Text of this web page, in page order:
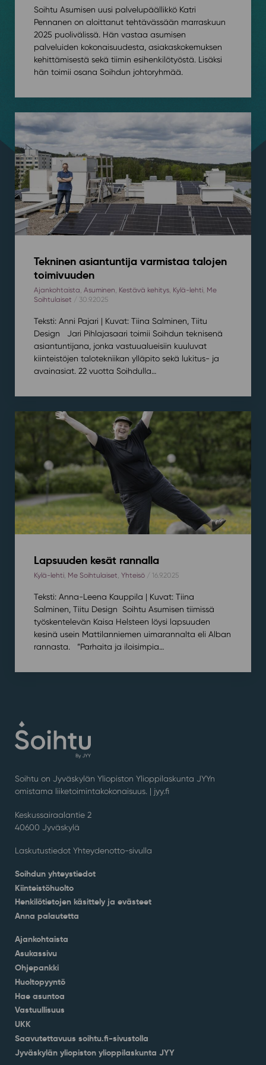
Soihtu Asumisen uusi palvelupäällikkö Katri
Pennanen on aloittanut tehtävässään marraskuun
2025 puolivälissä. Hän vastaa asumisen
palveluiden kokonaisuudesta, asiakaskokemuksen
kehittämisestä sekä tiimin esihenkilötyöstä. Lisäksi
hän toimii osana Soihdun johtoryhmää.
Tekninen asiantuntija varmistaa talojen
toimivuuden
Ajankohtaista Asuminen Kestävä kehitys, Kylä-lehti, Me
Soihtulaiset / 30.9.2025
Teksti: Anni Pajari | Kuvat: Tiina Salminen, Tiitu
Design Jari Pihlajasaari toimii Soihdun teknisenä
asiantuntijana, jonka vastuualueisiin kuuluvat
kiinteistöjen talotekniikan ylläpito sekä lukitus- ja
avainasiat. 22 vuotta Soihdulla…
Lapsuuden kesät rannalla
Kylä-lehti, Me Soihtulaiset, Yhteisö/ 16.9.2025
Teksti: Anna-Leena Kauppila | Kuvat: Tiina
Salminen, Tiitu Design Soihtu Asumisen tiimissä
työskentelevän Kaisa Helsteen löysi lapsuuden
kesinä usein Mattilanniemen uimarannalta eli Alban
rannasta. ”Parhaita ja iloisimpia…
Soihtu on Jyväskylän Yliopiston Ylioppilaskunta JYYn
omistama liiketoimintakokonaisuus. | jyy.fi
Keskussairaalantie 2
40600 Jyväskylä
Laskutustiedot Yhteydenotto-sivulla
Soihdun yhteystiedot
Kiinteistöhuolto
Henkilötietojen käsittely ja evästeet
Anna palautetta
Ajankohtaista
Asukassivu
Ohjepankki
Huoltopyyntö
Hae asuntoa
Vastuullisuus
UKK
Saavutettavuus soihtu.fi-sivustolla
Jyväskylän yliopiston ylioppilaskunta JYY